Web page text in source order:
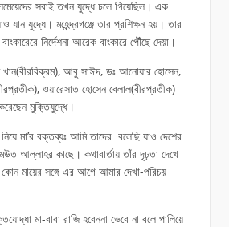
সবাই তখন যুদ্ধে চলে গিয়েছিল। এক
যান যুদ্ধে। মহেন্দ্রগঞ্জে তার প্রশিক্ষন হয়। তার
নির্দেশনা আরেক বাংকারে পৌঁছে দেয়া।
আবু সাঈদ, ডঃ আনোয়ার হোসেন,
ওয়ারেসাত হোসেন বেলাল(বীরপ্রতীক)
মুক্তিযুদ্ধে।
নিয়ে মা’র বক্তব্যঃ আমি তাদের বলেছি যাও দেশের
আল্লাহর কাছে। কথাবার্তায় তাঁর দৃঢ়তা দেখে
মায়ের সঙ্গে এর আগে আমার দেখা-পরিচয়
মা-বাবা রাজি হবেননা ভেবে না বলে পালিয়ে